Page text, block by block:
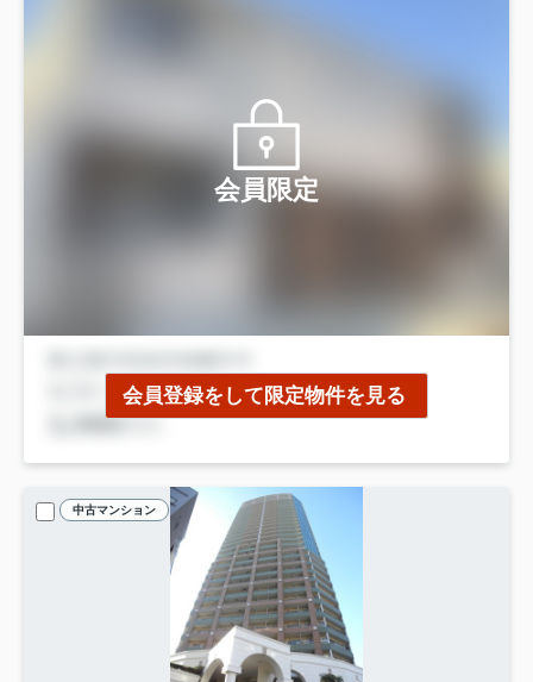
会員限定
会員登録をして限定物件を見る
中古マンション